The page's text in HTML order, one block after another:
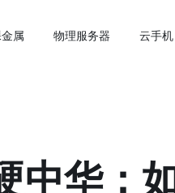
属 物理服务器 云手机
中华：